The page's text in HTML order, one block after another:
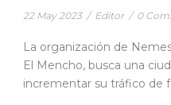
22 May 2023 / Editor / 0
La organización de
El Mencho, busca una
incrementar su tráfico de